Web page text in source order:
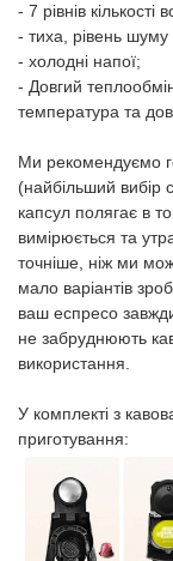
- 7 рівнів кількості
- тиха, рівень
- холодні напої;
- Довгий
температура та
Ми рекомендуємо
(найбільший вибір
капсул полягає в
вимірюється та
точніше, ніж ми
мало варіантів
ваш еспресо
не забруднюють
використання.
У комплекті з
приготування: